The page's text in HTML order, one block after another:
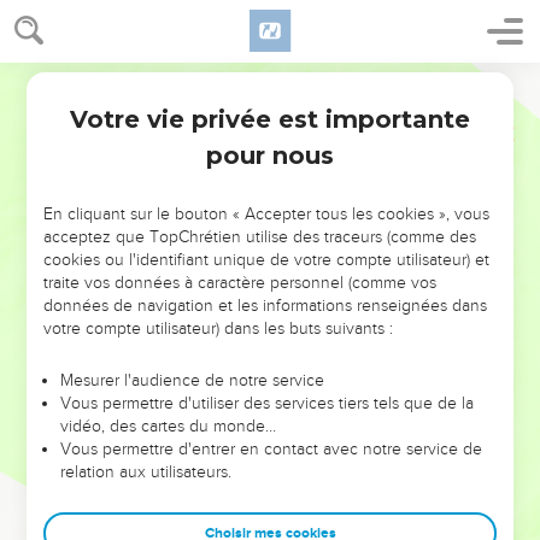
NE MANQUEZ PAS L’ÉVÉNEMENT
DE L’ANNÉE !
ET SI LEURS ERREURS POUVAIENT VOUS ÉVITER LES
VOTRES ?
leur foi ou leur vision. Mais on voit moins les doutes, les erreurs
et les saisons difficiles qu'ils ont traversés, alors même que ce
sont elles qui les ont façonnés.
Dans cette conférence, leaders, entrepreneurs, et responsables
clés pour avancer avec plus de sagesse afin que leurs erreurs
Votre vie privée est importante
pour nous
En cliquant sur le bouton « Accepter tous les cookies », vous
acceptez que TopChrétien utilise des traceurs (comme des
cookies ou l'identifiant unique de votre compte utilisateur) et
traite vos données à caractère personnel (comme vos
données de navigation et les informations renseignées dans
votre compte utilisateur) dans les buts suivants :
Mesurer l'audience de notre service
Vous permettre d'utiliser des services tiers tels que de la
vidéo, des cartes du monde…
Vous permettre d'entrer en contact avec notre service de
relation aux utilisateurs.
Choisir mes cookies